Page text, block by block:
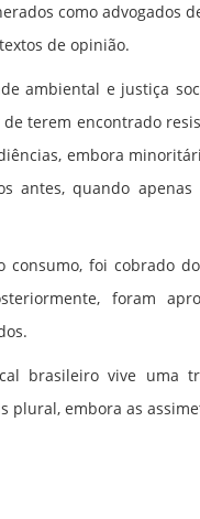
como advogados
de opinião.
ambiental e justiça
terem encontrado
embora
antes, quando
foi cobrado
foram
brasileiro vive uma
plural, embora as